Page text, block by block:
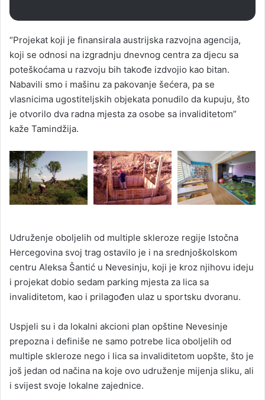
“Projekat koji je finansirala austrijska razvojna agencija,
koji se odnosi na izgradnju dnevnog centra za djecu sa
poteškoćama u razvoju bih takođe izdvojio kao bitan.
Nabavili smo i mašinu za pakovanje šećera, pa se
vlasnicima ugostiteljskih objekata ponudilo da kupuju, što
je otvorilo dva radna mjesta za osobe sa invaliditetom”
kaže Tamindžija.
Udruženje oboljelih od multiple skleroze regije Istočna
Hercegovina svoj trag ostavilo je i na srednjoškolskom
centru Aleksa Šantić u Nevesinju, koji je kroz njihovu ideju
i projekat dobio sedam parking mjesta za lica sa
invaliditetom, kao i prilagođen ulaz u sportsku dvoranu.
Uspjeli su i da lokalni akcioni plan opštine Nevesinje
prepozna i definiše ne samo potrebe lica oboljelih od
multiple skleroze nego i lica sa invaliditetom uopšte, što je
još jedan od načina na koje ovo udruženje mijenja sliku, ali
i svijest svoje lokalne zajednice.